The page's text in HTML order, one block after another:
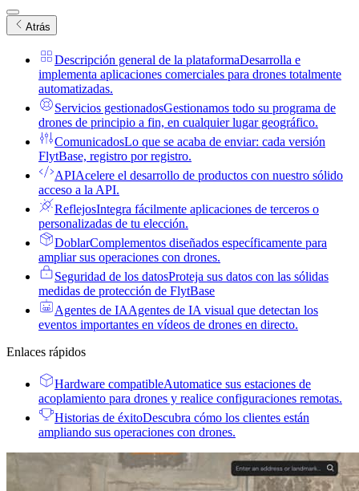
Atrás
Descripción general de la plataformaDesarrolla e
implementa aplicaciones comerciales para drones totalmente
automatizadas.
Servicios gestionadosGestionamos todo su programa de
drones de principio a fin, en cualquier lugar geográfico.
ComunicadosLo que se acaba de enviar: cada versión
FlytBase, registro por registro.
APIAcelere el desarrollo de productos con nuestro sólido
acceso a la API.
ReflejosIntegra fácilmente aplicaciones de terceros o
personalizadas de tu elección.
DoblarComplementos diseñados específicamente para
ampliar sus operaciones con drones.
Seguridad de los datosProteja sus datos con las sólidas
medidas de protección de FlytBase
Agentes de IAAgentes de IA visual que detectan los
eventos importantes en vídeos de drones en directo.
Enlaces rápidos
Hardware compatibleAutomatice sus estaciones de
acoplamiento para drones y realice configuraciones remotas.
Historias de éxitoDescubra cómo los clientes están
ampliando sus operaciones con drones.